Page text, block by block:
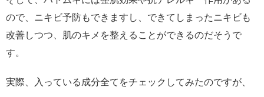
ので、ニキビ予防もできますし、できてしまったニキビも
改善しつつ、肌のキメを整えることができるのだそうで
す。
実際、入っている成分全てをチェックしてみたのですが、